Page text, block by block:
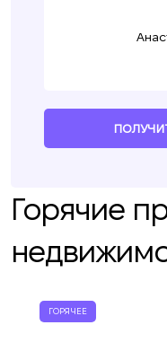
Горячие
ГОРЯЧЕЕ